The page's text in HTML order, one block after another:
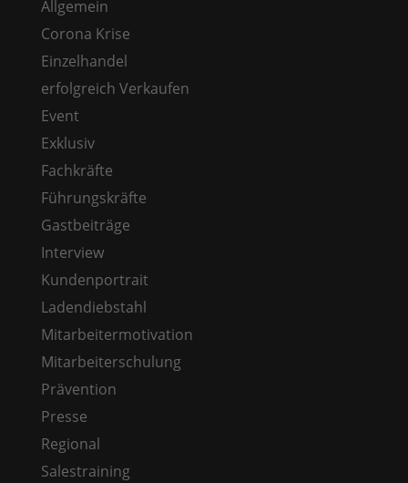
Allgemein
Corona Krise
Einzelhandel
erfolgreich Verkaufen
Event
Exklusiv
Fachkräfte
Führungskräfte
Gastbeiträge
Interview
Kundenportrait
Ladendiebstahl
Mitarbeitermotivation
Mitarbeiterschulung
Prävention
Presse
Regional
Salestraining